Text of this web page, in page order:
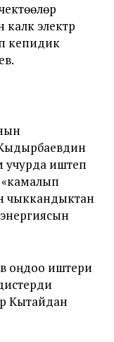
электр
кепидик
учурда иштеп
чыккандыктан
оңдоо иштери
Кытайдан